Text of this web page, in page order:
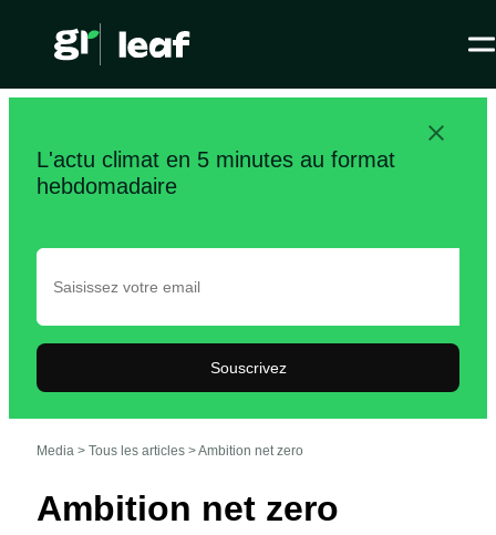
L'actu climat en 5 minutes au format
hebdomadaire
Souscrivez
Media > Tous les articles >Ambition net zero
Ambition net zero